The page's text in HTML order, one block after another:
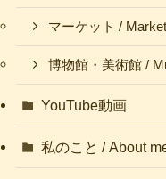
マーケット / Market
博物館・美術館 /
YouTube動画
私のこと / About